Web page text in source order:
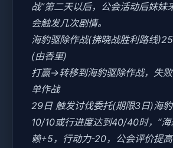
战”第二天以后，公会活动后妹妹
会触发几次剧情。
海豹驱除作战(拂晓战胜利路线
(由香里)
打赢→转移到海豹驱除作战，失
单作战
29日 触发讨伐委托(期限3日)海
10/10或行进度达到40/40时，“海
赖+5，行动力-20，公会评价提